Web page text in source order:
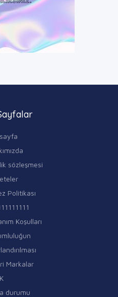
sözleşmesi
Politikası
Koşulları
Markalar
durumu